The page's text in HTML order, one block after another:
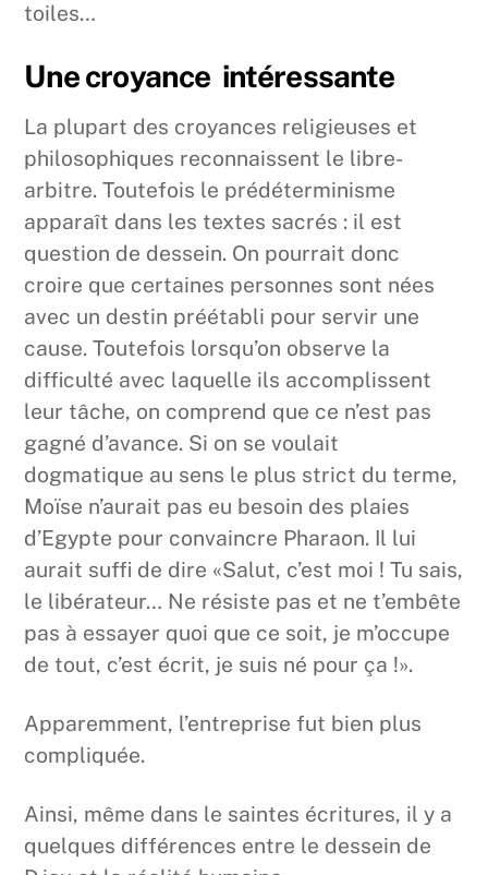
toiles…
Une croyance intéressante
La plupart des croyances religieuses et
philosophiques reconnaissent le libre-
arbitre. Toutefois le prédéterminisme
apparaît dans les textes sacrés : il est
question de dessein. On pourrait donc
croire que certaines personnes sont nées
avec un destin préétabli pour servir une
cause. Toutefois lorsqu’on observe la
difficulté avec laquelle ils accomplissent
leur tâche, on comprend que ce n’est pas
gagné d’avance. Si on se voulait
dogmatique au sens le plus strict du terme,
Moïse n’aurait pas eu besoin des plaies
d’Egypte pour convaincre Pharaon. Il lui
aurait suffi de dire «Salut, c’est moi ! Tu sais,
le libérateur… Ne résiste pas et ne t’embête
pas à essayer quoi que ce soit, je m’occupe
de tout, c’est écrit, je suis né pour ça !».
Apparemment, l’entreprise fut bien plus
compliquée.
Ainsi, même dans le saintes écritures, il y a
quelques différences entre le dessein de